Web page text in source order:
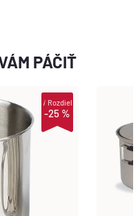
PÁČIŤ
-25 %
iRozdiel